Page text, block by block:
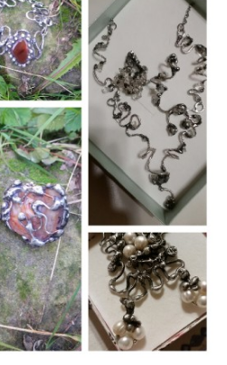
ORGÁNŮ A TKÁNÍ
NAJDETE VEL.32- 58
MALBU NA TEXTILU
ŠÁTKY, TAŠKY/
/
DNY- ŽIVOT